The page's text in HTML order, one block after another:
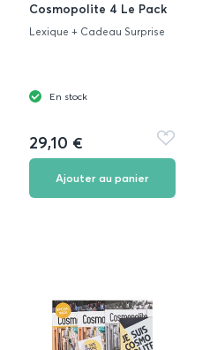
Cosmopolite 4 Le Pack
Lexique + Cadeau Surprise
En stock
29,10 €
Ajouter
aux
Ajouter au panier